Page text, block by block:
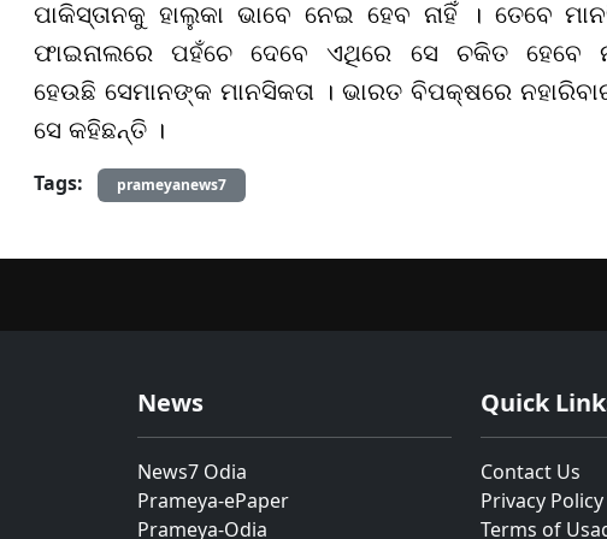
ପାକିସ୍ତାନକୁ ହାଲୁକା ଭାବେ ନେଇ ହେବ ନାହିଁ । ତେବେ
ଫାଇନାଲରେ ପହଁଚେ ଦେବେ ଏଥିରେ ସେ ଚକିତ
ହେଉଛି ସେମାନଙ୍କ ମାନସିକତା । ଭାରତ ବିପକ୍ଷରେ
ସେ କହିଛନ୍ତି ।
Tags:
prameyanews7
News
News7 Odia
Prameya-ePaper
Prameya-Odia
Quick
Contact Us
Privacy Policy
Terms of